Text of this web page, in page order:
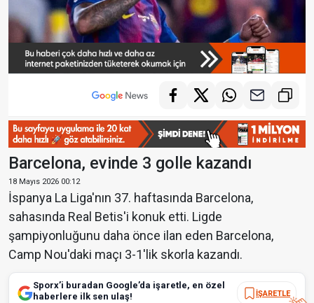
Barcelona, evinde 3 golle kazandı
18 Mayıs 2026 00:12
İspanya La Liga'nın 37. haftasında Barcelona,
sahasında Real Betis'i konuk etti. Ligde
şampiyonluğunu daha önce ilan eden Barcelona,
Camp Nou'daki maçı 3-1'lik skorla kazandı.
Sporx’i buradan Google’da işaretle, en özel
haberlere ilk sen ulaş!
İŞARETLE